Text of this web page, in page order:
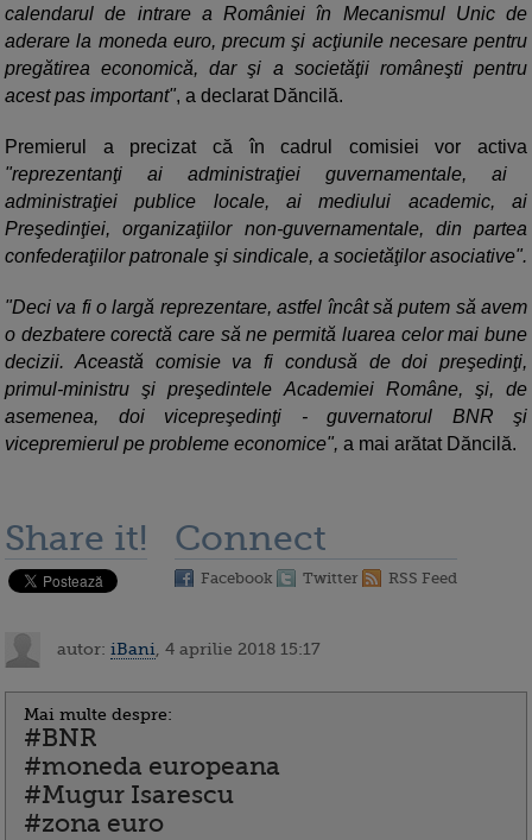
calendarul de intrare a României în Mecanismul Unic de
aderare la moneda euro, precum şi acţiunile necesare pentru
pregătirea economică, dar şi a societăţii româneşti pentru
acest pas important", a declarat Dăncilă.
Premierul a precizat că în cadrul comisiei vor activa
"reprezentanţi ai administraţiei guvernamentale, ai
administraţiei publice locale, ai mediului academic, ai
Preşedinţiei, organizaţiilor non-guvernamentale, din partea
confederaţiilor patronale şi sindicale, a societăţilor asociative".
"Deci va fi o largă reprezentare, astfel încât să putem să avem
o dezbatere corectă care să ne permită luarea celor mai bune
decizii. Această comisie va fi condusă de doi preşedinţi,
primul-ministru şi preşedintele Academiei Române, şi, de
asemenea, doi vicepreşedinţi - guvernatorul BNR şi
vicepremierul pe probleme economice", a mai arătat Dăncilă.
Share it! Connect
Facebook Twitter RSS Feed
autor: iBani , 4 aprilie 2018 15:17
Mai multe despre:
#BNR
#moneda europeana
#Mugur Isarescu
#zona euro